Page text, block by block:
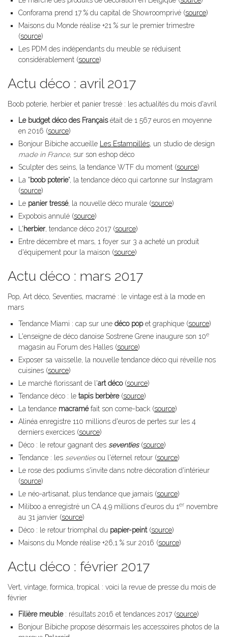
Conforama prend 17 % du capital de Showroomprivé (source)
Maisons du Monde réalise +21 % sur le premier trimestre
(source)
Les PDM des indépendants du meuble se réduisent
considérablement (source)
Actu déco : avril 2017
Boob poterie, herbier et panier tressé : les actualités du mois d'avril
Le budget déco des Françaisétait de 1 567 euros en moyenne
en 2016 (source)
Bonjour Bibiche accueille Les Estampillés, un studio de design
made in France, sur son eshop déco
Sculpter des seins, la tendance WTF du moment (source)
La "boob poterie", la tendance déco qui cartonne sur Instagram
(source)
Le panier tressé, la nouvelle déco murale (source)
Expobois annulé (source)
L'herbier, tendance déco 2017 (source)
Entre décembre et mars, 1 foyer sur 3 a acheté un produit
d'équipement pour la maison (source)
Actu déco : mars 2017
Pop, Art déco, Seventies, macramé : le vintage est à la mode en
mars
Tendance Miami : cap sur une déco popet graphique (source)
L'enseigne de déco danoise Sostrene Grene inaugure son 10e
magasin au Forum des Halles (source)
Exposer sa vaisselle, la nouvelle tendance déco qui réveille nos
cuisines (source)
Le marché florissant de l'art déco(source)
Tendance déco : le tapis berbère(source)
La tendance macraméfait son come-back (source)
Alinéa enregistre 110 millions d'euros de pertes sur les 4
derniers exercices (source)
Déco : le retour gagnant des seventies(source)
Tendance : les seventiesou l'éternel retour (source)
Le rose des podiums s'invite dans notre décoration d'intérieur
(source)
Le néo-artisanat, plus tendance que jamais (source)
Miliboo a enregistré un CA 4,9 millions d'euros du 1er novembre
au 31 janvier (source)
Déco : le retour triomphal du papier-peint(source)
Maisons du Monde réalise +26,1 % sur 2016 (source)
Actu déco : février 2017
Vert, vintage, formica, tropical : voici la revue de presse du mois de
février
Filière meuble: résultats 2016 et tendances 2017 (source)
Bonjour Bibiche propose désormais les accessoires photos de la